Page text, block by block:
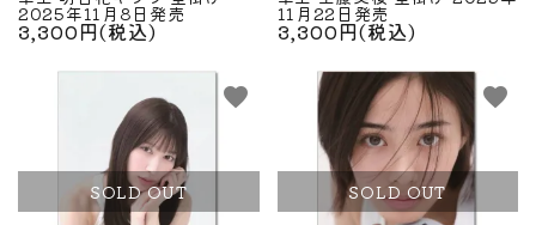
2025年11月8日発売
3,300円(税込)
11月22日発売
3,300円(税込)
SOLD OUT
favorite
SOLD OUT
favorite